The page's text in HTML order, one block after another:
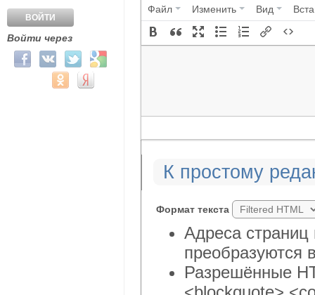
Файл Изменить Вид
К простому
Формат текста
Адреса страниц
преобразуются
Разрешённые
Войти через
Login with Facebook
Login with ВКонтакте
Login with Twitter
Login with Google
Login with Mail.ru
Login with Одноклассники
Login with Яндекс